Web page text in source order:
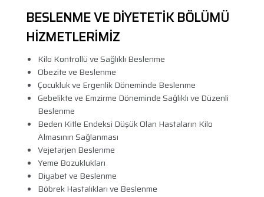
BESLENME VE DİYETETİK BÖLÜMÜ
HİZMETLERİMİZ
Kilo Kontrollü ve Sağlıklı Beslenme
Obezite ve Beslenme
Çocukluk ve Ergenlik Döneminde Beslenme
Gebelikte ve Emzirme Döneminde Sağlıklı ve Düzenli
Beslenme
Beden Kitle Endeksi Düşük Olan Hastaların Kilo
Almasının Sağlanması
Vejetarjen Beslenme
Yeme Bozuklukları
Diyabet ve Beslenme
Böbrek Hastalıkları ve Beslenme